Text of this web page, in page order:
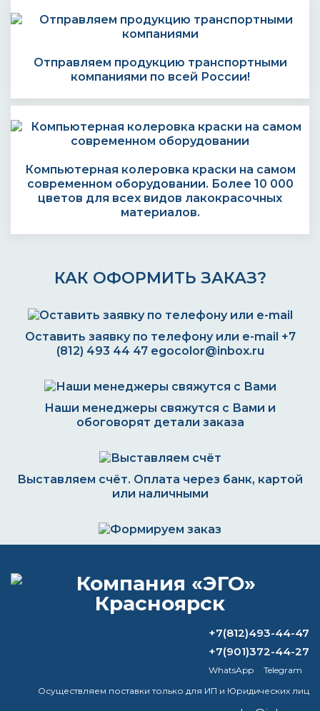
Отправляем продукцию транспортными
компаниями по всей России!
Компьютерная колеровка краски на самом
современном оборудовании. Более 10 000
цветов для всех видов лакокрасочных
материалов.
КАК ОФОРМИТЬ ЗАКАЗ?
Оставить заявку по телефону или e-mail +7
(812) 493 44 47 egocolor@inbox.ru
Наши менеджеры свяжутся с Вами и
обоговорят детали заказа
Выставляем счёт. Оплата через банк, картой
или наличными
ВОПРОС-ОТВЕТ
+7(812)493-44-47
+7(901)372-44-27
WhatsApp
Telegram
Осуществляем поставки только для ИП и Юридических лиц